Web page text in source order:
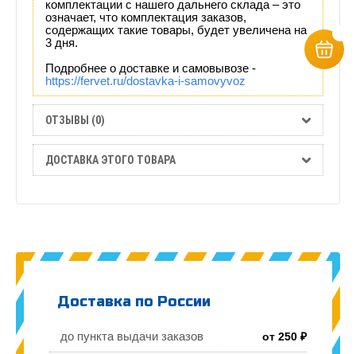
комплектации с нашего дальнего склада – это
означает, что комплектация заказов,
содержащих такие товары, будет увеличена на
3 дня.
Подробнее о доставке и самовывозе -
https://fervet.ru/dostavka-i-samovyvoz
ОТЗЫВЫ (0)
ДОСТАВКА ЭТОГО ТОВАРА
Доставка по России
до пункта выдачи заказов от 250 ₽